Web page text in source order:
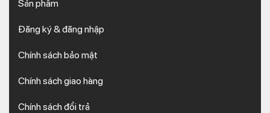
Sản phẩm
Đăng ký & đăng nhập
Chính sách bảo mật
Chính sách giao hàng
Chính sách đổi trả